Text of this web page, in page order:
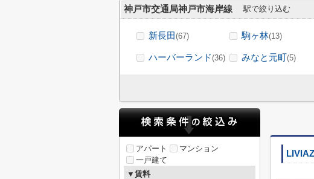
神戸市交通局神戸市海岸線 駅で絞り込む
新長田(67) 駒ヶ林(13)
ハーバーランド(36) みなと元町(5)
アパート
マンション
一戸建て
▼賃料